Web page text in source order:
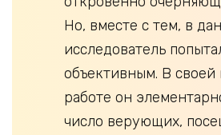
Но, вместе с тем, в
исследователь
объективным. В своей
работе он
число верующих,